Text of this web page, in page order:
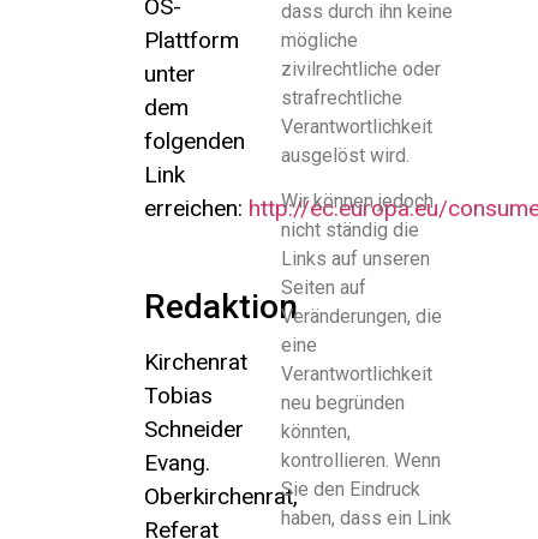
OS-
Plattform
unter
dem
folgenden
Link
erreichen: http://ec.europa.eu/
Redaktion
Kirchenrat
Tobias
Schneider
Evang.
Oberkirchenrat,
Referat
dass durch ihn keine
mögliche
zivilrechtliche oder
strafrechtliche
Verantwortlichkeit
ausgelöst wird.
Wir können jedoch
nicht ständig die
Links auf unseren
Seiten auf
Veränderungen, die
eine
Verantwortlichkeit
neu begründen
könnten,
kontrollieren. Wenn
Sie den Eindruck
haben, dass ein Link